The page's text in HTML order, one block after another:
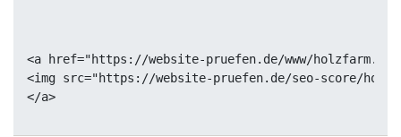
<a href="https://website-pruefen.de/www/
<img src="https://website-pruefen.de/seo-score/